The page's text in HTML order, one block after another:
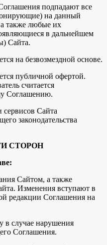
подпадают все
на данный
также любые их
в дальнейшем
Сайта.
на безвозмездной основе.
публичной офертой.
считается
Соглашению.
сервисов Сайта
законодательства
СТОРОН
Сайтом, а также
Изменения вступают в
редакции Соглашения на
в случае нарушения
Соглашения.